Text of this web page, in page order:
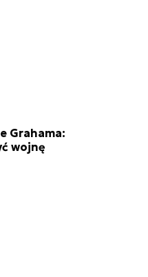
Grahama:
wojnę